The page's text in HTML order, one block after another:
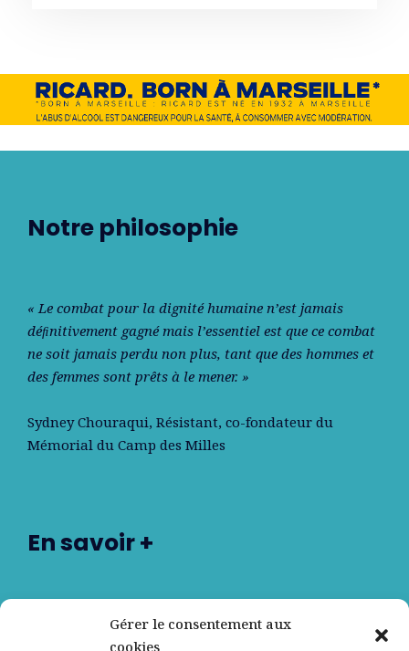
Gérer le consentement aux
cookies
Notre philosophie
« Le combat pour la dignité humaine n’est jamais
déﬁnitivement gagné mais l’essentiel est que ce combat
ne soit jamais perdu non plus, tant que des hommes et
des femmes sont prêts à le mener. »
Sydney Chouraqui, Résistant, co-fondateur du
Mémorial du Camp des Milles
En savoir +
Nos partenaires